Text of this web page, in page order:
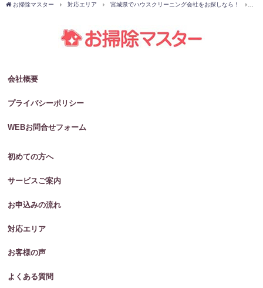
お掃除マスター 対応エリア 宮城県でハウスクリーニング会社をお探しなら！
会社概要
プライバシーポリシー
WEBお問合せフォーム
初めての方へ
サービスご案内
お申込みの流れ
対応エリア
お客様の声
よくある質問